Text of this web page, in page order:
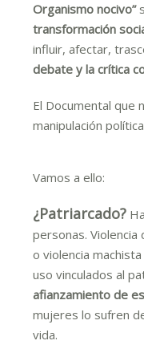
Organismo nocivo”
transformación
influir, afectar,
debate y la crítica
El Documental que
manipulación
Vamos a ello:
¿Patriarcado?
personas.
o violencia
uso vinculados al
afianzamiento de
mujeres lo sufren
vida.